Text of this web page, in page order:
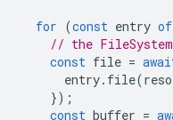
for (const entry of
// the
const file =
entry. file(
});
const buffer =